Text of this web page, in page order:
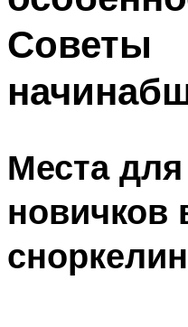
Советы
Места
новичков